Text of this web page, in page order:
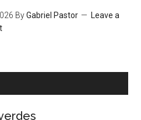
ByGabriel Pastor
Leave a